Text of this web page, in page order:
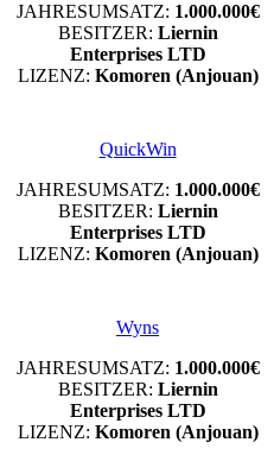
JAHRESUMSATZ: 1.000.000€
BESITZER: Liernin
Enterprises LTD
LIZENZ: Komoren (Anjouan)
QuickWin
JAHRESUMSATZ: 1.000.000€
BESITZER: Liernin
Enterprises LTD
LIZENZ: Komoren (Anjouan)
Wyns
JAHRESUMSATZ: 1.000.000€
BESITZER: Liernin
Enterprises LTD
LIZENZ: Komoren (Anjouan)